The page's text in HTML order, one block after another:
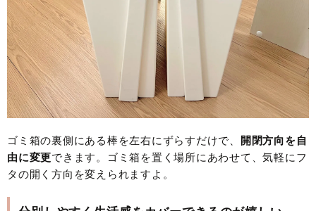
ゴミ箱の裏側にある棒を左右にずらすだけで、
開閉方向を自
由に変更できます。ゴミ箱を置く場所にあわせて、気軽にフ
タの開く方向を変えられますよ。